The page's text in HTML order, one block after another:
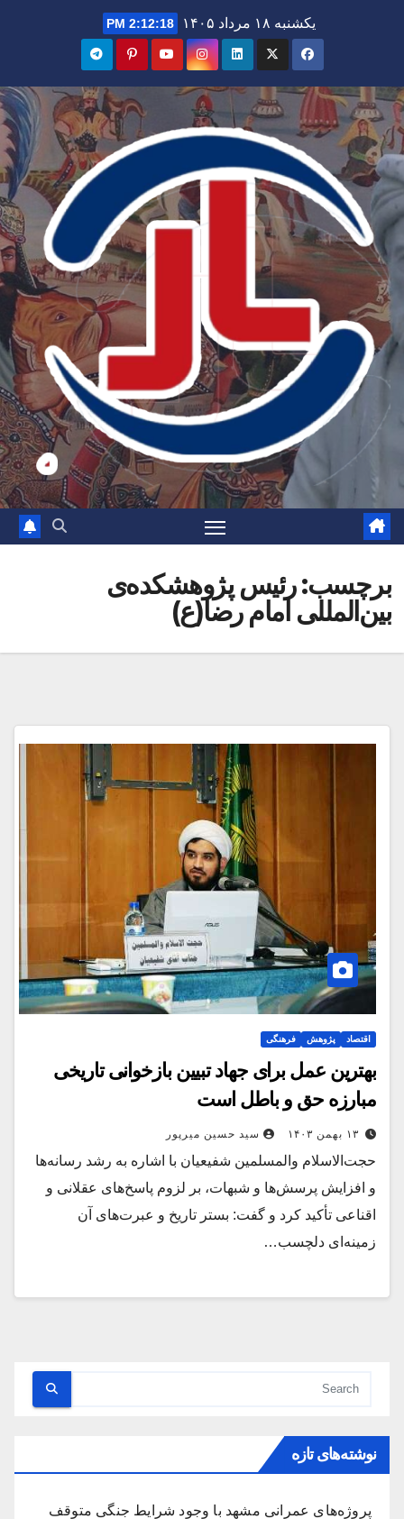
یکشنبه ۱۸ مرداد ۱۴۰۵ 2:12:19 PM
برچسب:رئیس پژوهشکده‌ی
بین‌المللی امام رضا(ع)
اقتصاد پژوهش فرهنگی
بهترین عمل برای جهاد تبیین بازخوانی تاریخی
مبارزه حق و باطل است
۱۳ بهمن ۱۴۰۳ سید حسین میرپور
حجت‌الاسلام والمسلمین شفیعیان با اشاره به رشد رسانه‌ها
و افزایش پرسش‌ها و شبهات، بر لزوم پاسخ‌های عقلانی و
اقناعی تأکید کرد و گفت: بستر تاریخ و عبرت‌های آن
زمینه‌ای دلچسب…
نوشته‌های تازه
پروژه‌های عمرانی مشهد با وجود شرایط جنگی متوقف